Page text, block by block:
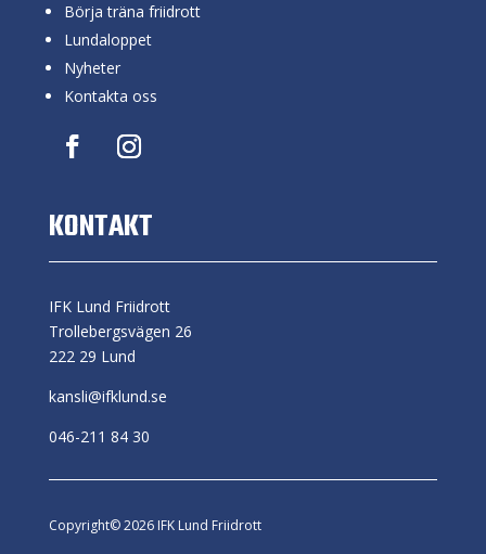
Börja träna friidrott
Lundaloppet
Nyheter
Kontakta oss
KONTAKT
IFK Lund Friidrott
Trollebergsvägen 26
222 29 Lund
kansli@ifklund.se
046-211 84 30
Copyright© 2026 IFK Lund Friidrott